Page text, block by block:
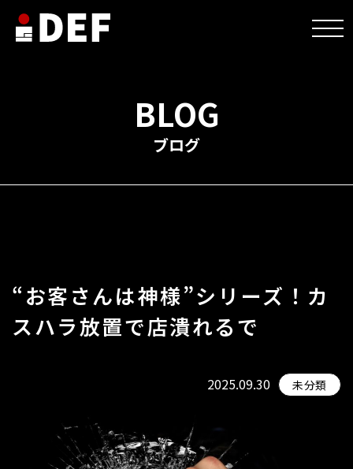
“お客さんは神様”シリーズ！カスハラ放置で店潰れるで
BLOG
ブログ
“お客さんは神様”シリーズ！カ
スハラ放置で店潰れるで
2025.09.30 未分類